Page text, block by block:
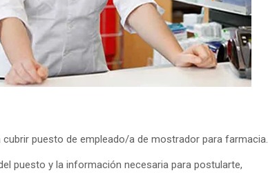
puesto de empleado/a de mostrador para farmacia.
puesto y la información necesaria para postularte,